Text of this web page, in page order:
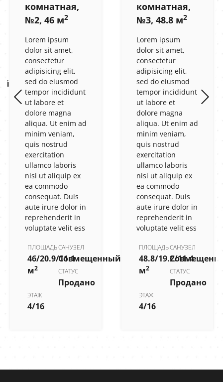
комнатная,
№2, 46 м2
Lorem ipsum
dolor sit amet,
consectetur
adipisicing elit,
sed do eiusmod
tempor incididunt
ut labore et
dolore magna
aliqua. Ut enim ad
minim veniam,
quis nostrud
exercitation
ullamco laboris
nisi ut aliquip ex
ea commodo
consequat. Duis
aute irure dolor in
reprehenderit in
voluptate velit ess
ПЛОЩАДЬ
46/20.9/11.1
м2
САНУЗЕЛ
Совмещенный
СТАТУС
Продано
ЭТАЖ
4/16
комнатная,
№3, 48.8 м2
Lorem ipsum
dolor sit amet,
consectetur
adipisicing elit,
sed do eiusmod
tempor incididunt
ut labore et
dolore magna
aliqua. Ut enim ad
minim veniam,
quis nostrud
exercitation
ullamco laboris
nisi ut aliquip ex
ea commodo
consequat. Duis
aute irure dolor in
reprehenderit in
voluptate velit ess
ПЛОЩАДЬ
48.8/19.2/11.4
м2
САНУЗЕЛ
СТАТУС
Продано
ЭТАЖ
4/16